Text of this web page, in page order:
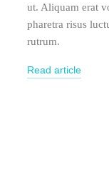
ut. Aliquam erat
pharetra risus
rutrum.
Read article